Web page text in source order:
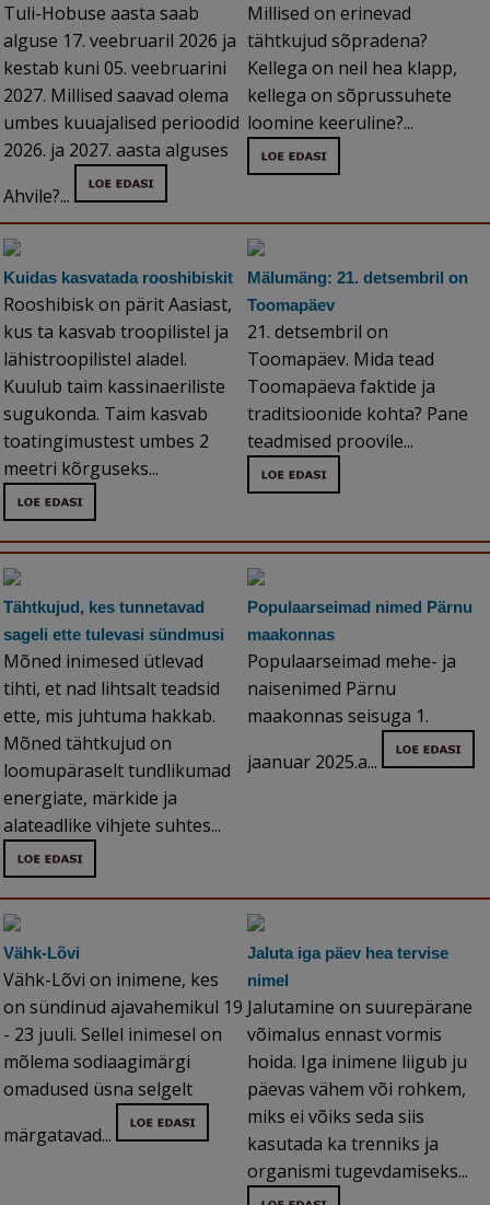
Tuli-Hobuse aasta saab
alguse 17. veebruaril 2026 ja
kestab kuni 05. veebruarini
2027. Millised saavad olema
umbes kuuajalised perioodid
2026. ja 2027. aasta alguses
Ahvile?...
Millised on erinevad
tähtkujud sõpradena?
Kellega on neil hea klapp,
kellega on sõprussuhete
loomine keeruline?...
Kuidas kasvatada rooshibiskit
Rooshibisk on pärit Aasiast,
kus ta kasvab troopilistel ja
lähistroopilistel aladel.
Kuulub taim kassinaeriliste
sugukonda. Taim kasvab
toatingimustest umbes 2
meetri kõrguseks...
Mälumäng: 21. detsembril on
Toomapäev
21. detsembril on
Toomapäev. Mida tead
Toomapäeva faktide ja
traditsioonide kohta? Pane
teadmised proovile...
Tähtkujud, kes tunnetavad
sageli ette tulevasi sündmusi
Mõned inimesed ütlevad
tihti, et nad lihtsalt teadsid
ette, mis juhtuma hakkab.
Mõned tähtkujud on
loomupäraselt tundlikumad
energiate, märkide ja
alateadlike vihjete suhtes...
Populaarseimad nimed Pärnu
maakonnas
Populaarseimad mehe- ja
naisenimed Pärnu
maakonnas seisuga 1.
jaanuar 2025.a...
Vähk-Lõvi
Vähk-Lõvi on inimene, kes
on sündinud ajavahemikul 19
- 23 juuli. Sellel inimesel on
mõlema sodiaagimärgi
omadused üsna selgelt
märgatavad...
Jaluta iga päev hea tervise
nimel
Jalutamine on suurepärane
võimalus ennast vormis
hoida. Iga inimene liigub ju
päevas vähem või rohkem,
miks ei võiks seda siis
kasutada ka trenniks ja
organismi tugevdamiseks...